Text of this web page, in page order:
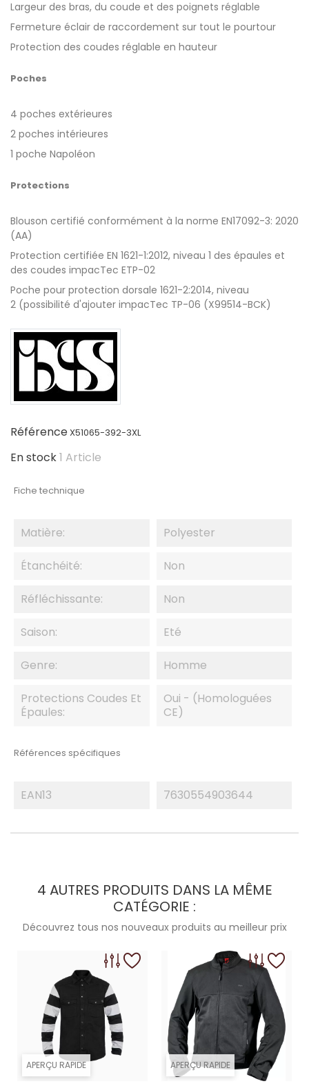
Largeur des bras, du coude et des poignets réglable
Fermeture éclair de raccordement sur tout le pourtour
Protection des coudes réglable en hauteur
Poches
4 poches extérieures
2 poches intérieures
1 poche Napoléon
Protections
Blouson certifié conformément à la norme EN17092-3: 2020
(AA)
Protection certifiée EN 1621-1:2012, niveau 1 des épaules et
des coudes impacTec ETP-02
Poche pour protection dorsale 1621-2:2014, niveau
2 (possibilité d'ajouter impacTec TP-06 (X99514-BCK)
RéférenceX51065-392-3XL
En stock1 Article
Fiche technique
Matière: Polyester
Étanchéité: Non
Réfléchissante: Non
Saison: Eté
Genre: Homme
Protections Coudes Et
Épaules:
Oui - (homologuées
CE)
Références spécifiques
EAN13 7630554903644
4 AUTRES PRODUITS DANS LA MÊME
CATÉGORIE :
Découvrez tous nos nouveaux produits au meilleur prix
APERÇU RAPIDE APERÇU RAPIDE